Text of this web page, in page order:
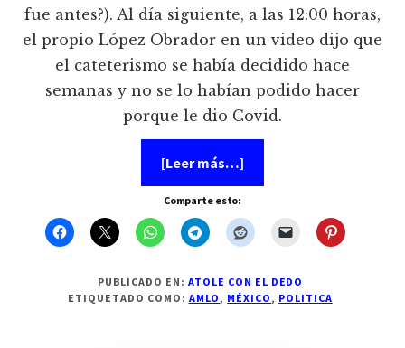
fue antes?). Al día siguiente, a las 12:00 horas,
el propio López Obrador en un video dijo que
el cateterismo se había decidido hace
semanas y no se lo habían podido hacer
porque le dio Covid.
[Leer más…]
Lo
no
dice
el
Comparte esto:
PUBLICADO EN:ATOLE CON EL DEDO
ETIQUETADO COMO: AMLO , MÉXICO , POLITICA